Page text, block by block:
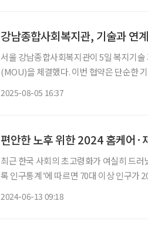
강남종합사회복지관, 기술과 연
서울 강남종합사회복지관이 5일 복지기
(MOU)을 체결했다. 이번 협약은 단순한
2025-08-05 16:37
편안한 노후 위한 2024 홈케어·
최근 한국 사회의 초고령화가 여실히 드
록 인구통계’에 따르면 70대 이상 인구가
2024-06-13 09:18